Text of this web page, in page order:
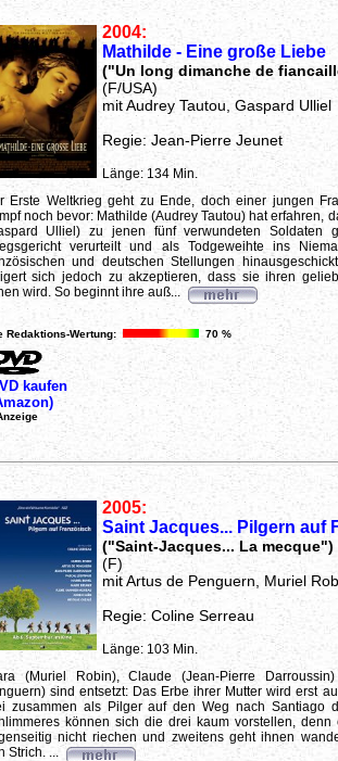
2004:
Mathilde - Eine große Liebe
("Un long dimanche de
(F/USA)
mit Audrey Tautou, Gaspard Ulliel
Regie: Jean-Pierre Jeunet
Länge: 134 Min.
Erste Weltkrieg geht zu Ende, doch einer jungen
noch bevor: Mathilde (Audrey Tautou) hat erfahren,
Ulliel) zu jenen fünf verwundeten Soldaten
verurteilt und als Todgeweihte ins
und deutschen Stellungen
sich jedoch zu akzeptieren, dass sie ihren
wird. So beginnt ihre auß...
Redaktions-Wertung: 70 %
kaufen
2005:
Saint Jacques... Pilgern auf
("Saint-Jacques... La mecque")
(F)
mit Artus de Penguern, Muriel
Regie: Coline Serreau
Länge: 103 Min.
(Muriel Robin), Claude (Jean-Pierre
sind entsetzt: Das Erbe ihrer Mutter wird erst
zusammen als Pilger auf den Weg nach Santiago
können sich die drei kaum vorstellen, denn
nicht riechen und zweitens geht ihnen
Strich. ...